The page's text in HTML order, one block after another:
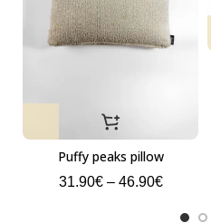
Puffy peaks pillow
31.90€– 46.90€